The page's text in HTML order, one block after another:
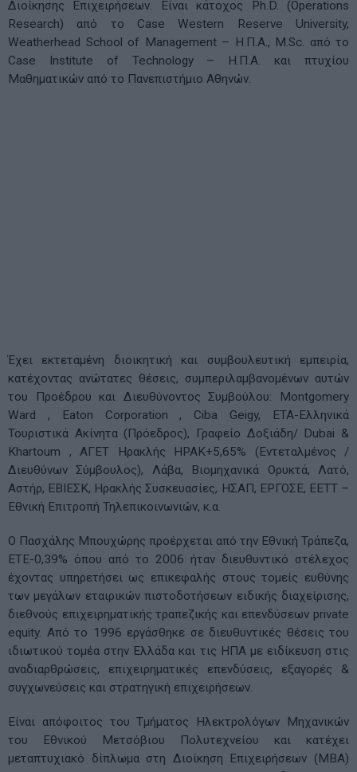
Διοίκησης Επιχειρήσεων. Είναι κάτοχος Ph.D. (Operations
Research) από το Case Western Reserve University,
Weatherhead School of Management – Η.Π.Α., M.Sc. από το
Case Institute of Technology – Η.Π.Α. και πτυχίου
Μαθηματικών από το Πανεπιστήμιο Αθηνών.
Έχει εκτεταμένη διοικητική και συμβουλευτική εμπειρία,
κατέχοντας ανώτατες θέσεις, συμπεριλαμβανομένων αυτών
του Προέδρου και Διευθύνοντος Συμβούλου: Montgomery
Ward , Eaton Corporation , Ciba Geigy, ΕΤΑ-Ελληνικά
Τουριστικά Ακίνητα (Πρόεδρος), Γραφείο Δοξιάδη/ Dubai &
Khartoum , ΑΓΕΤ Ηρακλής ΗΡΑΚ+5,65% (Εντεταλμένος /
Διευθύνων Σύμβουλος), Λάβα, Βιομηχανικά Ορυκτά, Λατό,
Αστήρ, ΕΒΙΕΣΚ, Ηρακλής Συσκευασίες, ΗΣΑΠ, ΕΡΓΟΣΕ, ΕΕΤΤ –
Εθνική Επιτροπή Τηλεπικοινωνιών, κ.α.
Ο Πασχάλης Μπουχώρης προέρχεται από την Εθνική Τράπεζα,
ΕΤΕ-0,39% όπου από το 2006 ήταν διευθυντικό στέλεχος
έχοντας υπηρετήσει ως επικεφαλής στους τομείς ευθύνης
των μεγάλων εταιρικών πιστοδοτήσεων ειδικής διαχείρισης,
διεθνούς επιχειρηματικής τραπεζικής και επενδύσεων private
equity. Από το 1996 εργάσθηκε σε διευθυντικές θέσεις του
ιδιωτικού τομέα στην Ελλάδα και τις ΗΠΑ με ειδίκευση στις
αναδιαρθρώσεις, επιχειρηματικές επενδύσεις, εξαγορές &
συγχωνεύσεις και στρατηγική επιχειρήσεων.
Είναι απόφοιτος του Τμήματος Ηλεκτρολόγων Μηχανικών
του Εθνικού Μετσόβιου Πολυτεχνείου και κατέχει
μεταπτυχιακό δίπλωμα στη Διοίκηση Επιχειρήσεων (MBA)